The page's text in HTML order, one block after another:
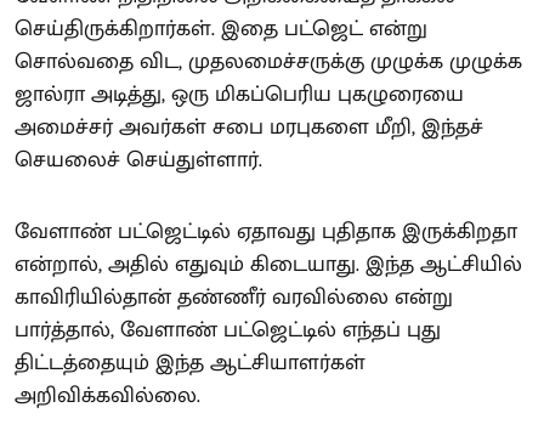
செய்திருக்கிறார்கள். இதை பட்ஜெட் என்று
சொல்வதை விட, முதலமைச்சருக்கு முழுக்க முழுக்க
ஜால்ரா அடித்து, ஒரு மிகப்பெரிய புகழுரையை
அமைச்சர் அவர்கள் சபை மரபுகளை மீறி, இந்தச்
செயலைச் செய்துள்ளார்.
வேளாண் பட்ஜெட்டில் ஏதாவது புதிதாக இருக்கிறதா
என்றால், அதில் எதுவும் கிடையாது. இந்த ஆட்சியில்
காவிரியில்தான் தண்ணீர் வரவில்லை என்று
பார்த்தால், வேளாண் பட்ஜெட்டில் எந்தப் புது
திட்டத்தையும் இந்த ஆட்சியாளர்கள்
அறிவிக்கவில்லை.